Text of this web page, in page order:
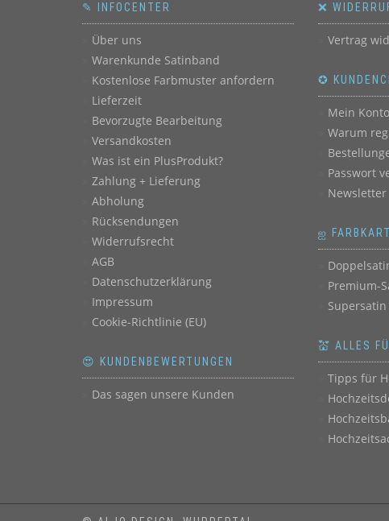
✎ INFOCENTER
Über uns
Warenkunde Satinband
Kostenlose Farbmuster anfordern
Lieferzeit
Bevorzugte Bearbeitung
Versandkosten
Was ist ein PlusProdukt?
Zahlung + Lieferung
Abholung
Rücksendungen
Widerrufsrecht
AGB
Datenschutzerklärung
Impressum
Cookie-Richtlinie (EU)
😍 KUNDENBEWERTUNGEN
Das sagen unsere Kunden
❌
Vertrag
✪
Mein Konto
Warum
Passwort
Newsletter
ஐ
Premium-
💒 ALLES
Tipps für